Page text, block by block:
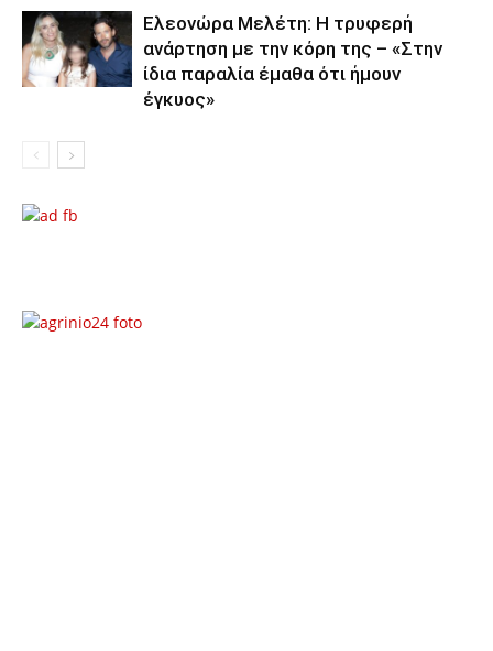
Ελεονώρα Μελέτη: Η τρυφερή
ανάρτηση με την κόρη της – «Στην
ίδια παραλία έμαθα ότι ήμουν
έγκυος»